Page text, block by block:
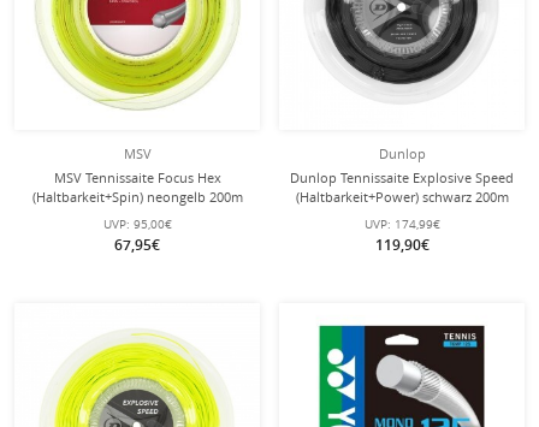
MSV
MSV Tennissaite Focus Hex
(Haltbarkeit+Spin) neongelb 200m
Rolle
UVP: 95,00€
67,95€
Dunlop
Dunlop Tennissaite Explosive Speed
(Haltbarkeit+Power) schwarz 200m
Rolle
UVP: 174,99€
119,90€